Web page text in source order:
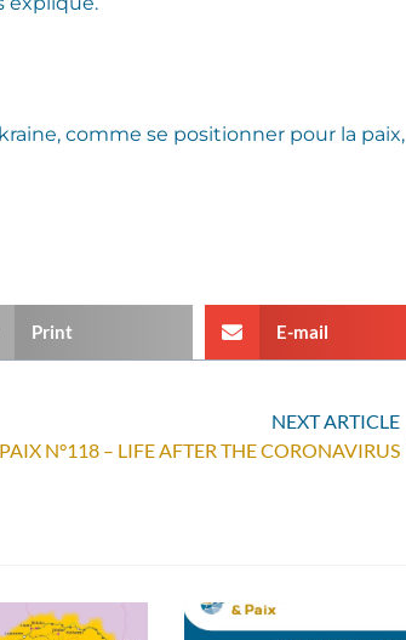
comme se positionner pour la paix,
Print E-mail
NEXT ARTICLE
N°118 – LIFE AFTER THE CORONAVIRUS